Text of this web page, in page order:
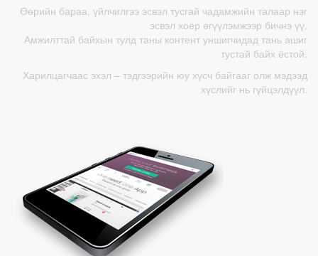
Өөрийн бараа, үйлчилгээ эсвэл тусгай чадамжийн талаар нэг
эсвэл хоёр өгүүлэмжээр бичнэ үү.
Амжилттай байхын тулд таны контент уншигчидад тань ашиг
тустай байх ёстой.
Харилцагчаас эхэл – тэдгээрийн юу хүсч байгааг олж мэдээд
хүслийг нь гүйцэлдүүл.